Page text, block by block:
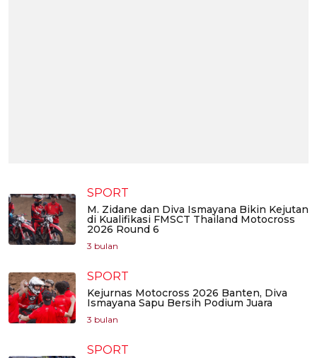
SPORT
M. Zidane dan Diva Ismayana Bikin Kejutan
di Kualifikasi FMSCT Thailand Motocross
2026 Round 6
3 bulan
SPORT
Kejurnas Motocross 2026 Banten, Diva
Ismayana Sapu Bersih Podium Juara
3 bulan
SPORT